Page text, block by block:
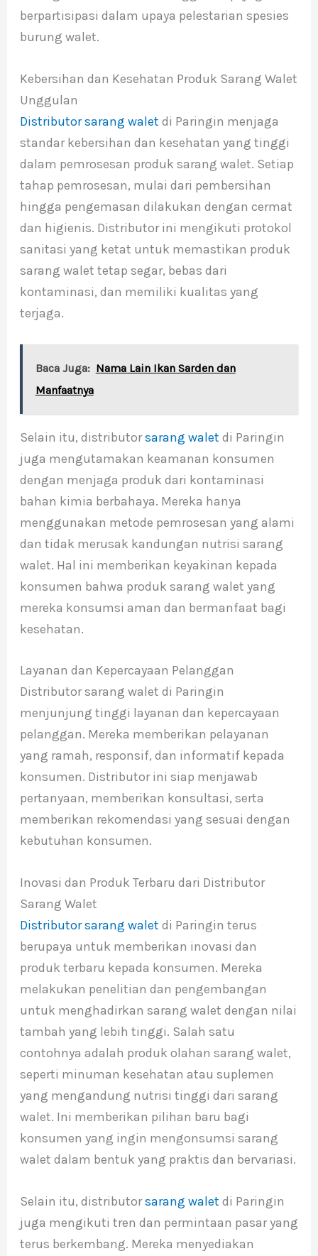
berpartisipasi dalam upaya pelestarian spesies
burung walet.
Kebersihan dan Kesehatan Produk Sarang Walet
Unggulan
Distributor sarang walet di Paringin menjaga
standar kebersihan dan kesehatan yang tinggi
dalam pemrosesan produk sarang walet. Setiap
tahap pemrosesan, mulai dari pembersihan
hingga pengemasan dilakukan dengan cermat
dan higienis. Distributor ini mengikuti protokol
sanitasi yang ketat untuk memastikan produk
sarang walet tetap segar, bebas dari
kontaminasi, dan memiliki kualitas yang
terjaga.
Baca Juga: Nama Lain Ikan Sarden dan
Manfaatnya
Selain itu, distributorsarang walet di Paringin
juga mengutamakan keamanan konsumen
dengan menjaga produk dari kontaminasi
bahan kimia berbahaya. Mereka hanya
menggunakan metode pemrosesan yang alami
dan tidak merusak kandungan nutrisi sarang
walet. Hal ini memberikan keyakinan kepada
konsumen bahwa produk sarang walet yang
mereka konsumsi aman dan bermanfaat bagi
kesehatan.
Layanan dan Kepercayaan Pelanggan
Distributor sarang walet di Paringin
menjunjung tinggi layanan dan kepercayaan
pelanggan. Mereka memberikan pelayanan
yang ramah, responsif, dan informatif kepada
konsumen. Distributor ini siap menjawab
pertanyaan, memberikan konsultasi, serta
memberikan rekomendasi yang sesuai dengan
kebutuhan konsumen.
Inovasi dan Produk Terbaru dari Distributor
Sarang Walet
Distributor sarang walet di Paringin terus
berupaya untuk memberikan inovasi dan
produk terbaru kepada konsumen. Mereka
melakukan penelitian dan pengembangan
untuk menghadirkan sarang walet dengan nilai
tambah yang lebih tinggi. Salah satu
contohnya adalah produk olahan sarang walet,
seperti minuman kesehatan atau suplemen
yang mengandung nutrisi tinggi dari sarang
walet. Ini memberikan pilihan baru bagi
konsumen yang ingin mengonsumsi sarang
walet dalam bentuk yang praktis dan bervariasi.
Selain itu, distributorsarang walet di Paringin
juga mengikuti tren dan permintaan pasar yang
terus berkembang. Mereka menyediakan